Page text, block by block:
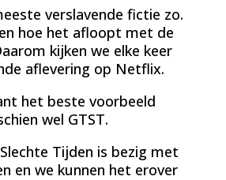
verslavende fictie zo.
hoe het afloopt met de
kijken we elke keer
aflevering op Netflix.
het beste voorbeeld
wel GTST.
Tijden is bezig met
en we kunnen het erover